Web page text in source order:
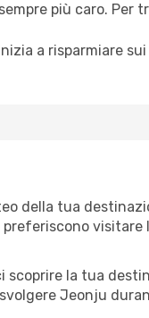
più caro. Per
a risparmiare
della tua
visitare
la tua
Jeonju